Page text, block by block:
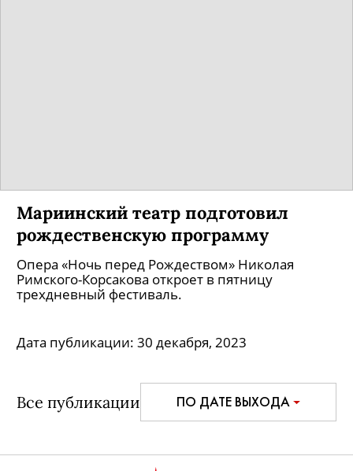
Мариинский театр подготовил
рождественскую программу
Опера «Ночь перед Рождеством» Николая
Римского-Корсакова откроет в пятницу
трехдневный фестиваль.
Дата публикации: 30 декабря, 2023
Все публикации ПО ДАТЕ ВЫХОДА